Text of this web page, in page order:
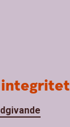
integritet